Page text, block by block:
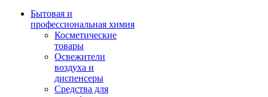
Бытовая и
профессиональная химия
Косметические
товары
Освежители
воздуха и
диспенсеры
Средства для